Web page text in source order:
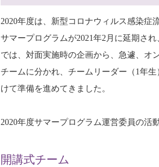
2020年度は、新型コロナウィルス感染
サマープログラムが2021年2月に延期さ
では、対面実施時の企画から、急遽、オ
チームに分かれ、チームリーダー（1年
けて準備を進めてきました。
2020年度サマープログラム運営委員の活
開講式チーム